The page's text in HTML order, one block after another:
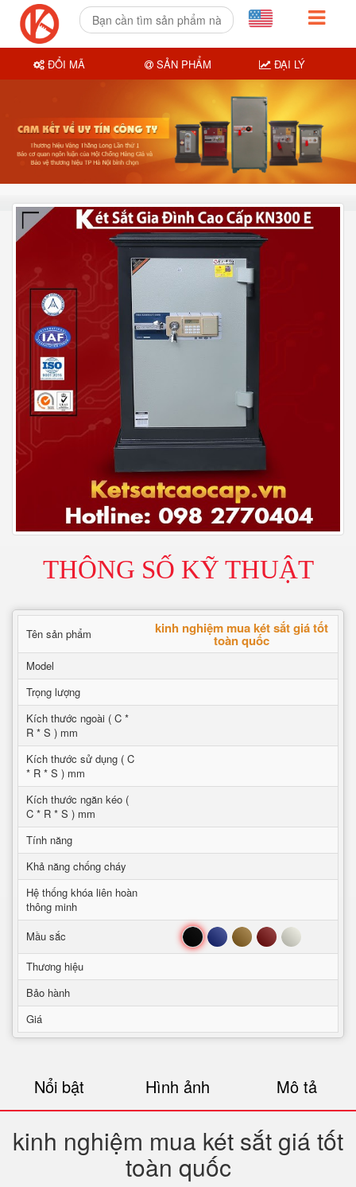
THÔNG SỐ KỸ THUẬT
Tên sản phẩm kinh nghiệm mua két sắt giá tốt
toàn quốc
Model
Trọng lượng
Kích thước ngoài ( C *
R * S ) mm
Kích thước sử dụng ( C
* R * S ) mm
Kích thước ngăn kéo (
C * R * S ) mm
Tính năng
Khả năng chống cháy
Hệ thống khóa liên hoàn
thông minh
Mầu sắc
Đen Xanh Nâu Đỏ Trắng
Thương hiệu
Bảo hành
Giá
Nổi bật Hình ảnh Mô tả
kinh nghiệm mua két sắt giá tốt
toàn quốc
ĐỔI MÃ SẢN PHẨM ĐẠI LÝ